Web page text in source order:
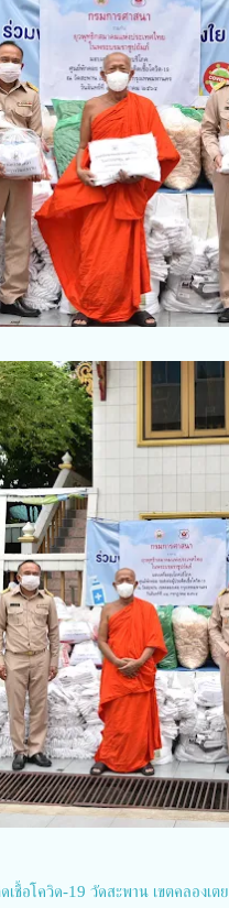
ชื้อโควิด-19 วัดสะพาน เขตคลองเตย